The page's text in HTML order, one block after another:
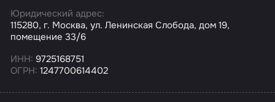
Юридический адрес:
115280, г. Москва, ул. Ленинская Слобода, дом 19,
помещение 33/6
ИНН: 9725168751
ОГРН: 1247700614402